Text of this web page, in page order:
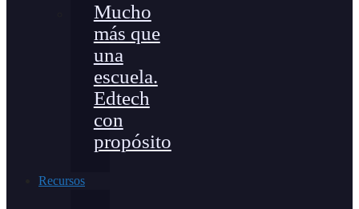
Mucho
más que
una
escuela.
Edtech
con
propósito
Recursos